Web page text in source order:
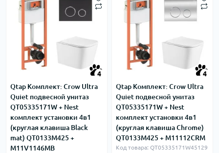
4
Qtap Комплект: Crow Ultra
Quiet подвесной унитаз
QT05335171W + Nest
комплект установки 4в1
(круглая клавиша Black
mat) QT0133M425 +
M11V1146MB
4
Qtap Комплект: Crow Ultra
Quiet подвесной унитаз
QT05335171W + Nest
комплект установки 4в1
(круглая клавиша Chrome)
QT0133M425 + M11112CRM
Код товара: QT05335171W45129